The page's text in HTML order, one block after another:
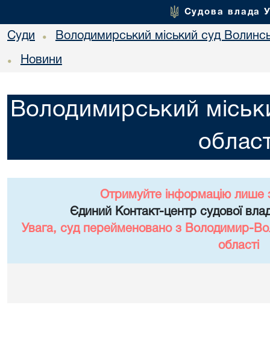
Судова влада
Суди • Володимирський міський суд
• Новини
Володимирський
Отримуйте інформацію лише
Єдиний Контакт-центр судової
Увага, суд перейменовано з Володимир-
області